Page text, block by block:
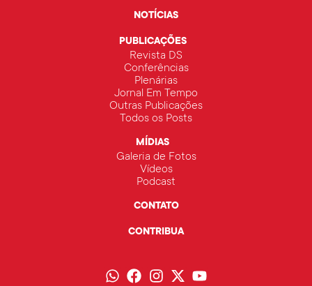
NOTÍCIAS
PUBLICAÇÕES
Revista DS
Conferências
Plenárias
Jornal Em Tempo
Outras Publicações
Todos os Posts
MÍDIAS
Galeria de Fotos
Vídeos
Podcast
CONTATO
CONTRIBUA